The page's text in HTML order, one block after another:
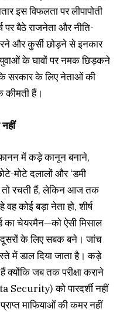
इस विफलता पर लीपापोती
पर बैठे राजनेता और नीति-
और कुर्सी छोड़ने से इनकार
के घावों पर नमक छिड़कने
सरकार के लिए नेताओं की
कीमती हैं।
में कड़े कानून बनाने,
मोटे दलालों और ‘डमी
तो रचती हैं, लेकिन आज तक
कोई बड़ा नेता हो, शीर्ष
का चेयरमैन—को ऐसी मिसाल
दूसरों के लिए सबक बने। जांच
में डाल दिया जाता है। कड़े
जब तक परीक्षा कराने
Security) को पारदर्शी नहीं
माफियाओं की कमर नहीं